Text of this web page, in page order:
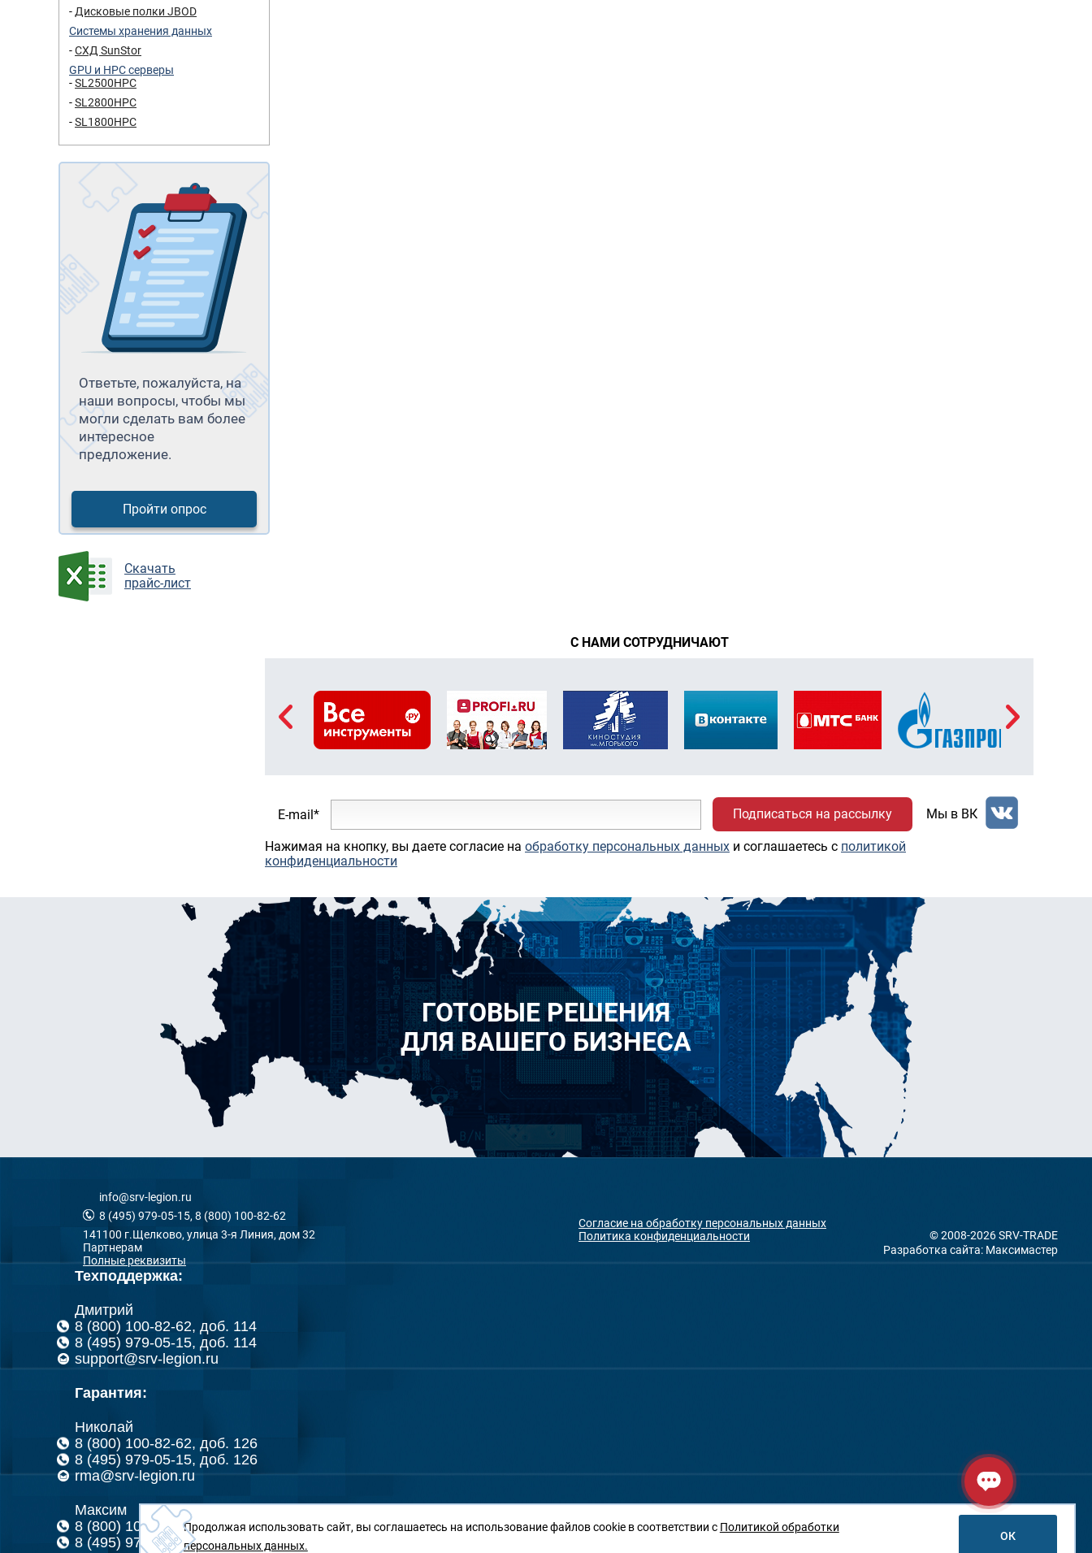
Дисковые полки JBOD
Системы хранения данных
СХД SunStor
GPU и HPC серверы
SL2500HPC
SL2800HPC
SL1800HPC
Ответьте, пожалуйста, на
наши вопросы, чтобы мы
могли сделать вам более
интересное
предложение.
Пройти опрос
Cкачать
прайс-лист
С НАМИ СОТРУДНИЧАЮТ
E-mail*
Нажимая на кнопку, вы даете согласие на обработку персональных данных и соглашаетесь c политикой
конфиденциальности
Мы в ВК
ГОТОВЫЕ РЕШЕНИЯ
ДЛЯ ВАШЕГО БИЗНЕСА
info@srv-legion.ru
8 (495) 979-05-15, 8 (800) 100-82-62
141100 г.Щелково, улица 3-я Линия, дом 32
Партнерам
Полные реквизиты
Согласие на обработку персональных данных
Политика конфиденциальности
Разработка сайта: Максимастер
© 2008-2026 SRV-TRADE
Техподдержка:
Дмитрий
8 (800) 100-82-62, доб. 114
8 (495) 979-05-15, доб. 114
support@srv-legion.ru
Гарантия:
Николай
8 (800) 100-82-62, доб. 126
8 (495) 979-05-15, доб. 126
rma@srv-legion.ru
Максим
8 (800) 100-82-62, доб. 151
8 (495) 979-05-15, доб. 151
Продолжая использовать сайт, вы соглашаетесь на использование файлов cookie в соответствии с Политикой обработки
персональных данных.
ОК